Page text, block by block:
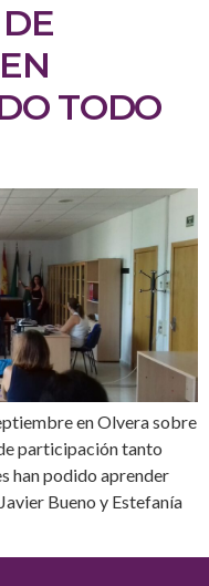
TODO
en Olvera sobre
participación tanto
han podido aprender
Bueno y Estefanía